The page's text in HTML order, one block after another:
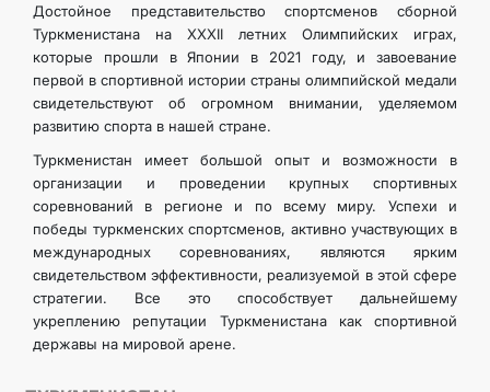
Достойное представительство спортсменов сборной
Туркменистана на XXXII летних Олимпийских играх,
которые прошли в Японии в 2021 году, и завоевание
первой в спортивной истории страны олимпийской медали
свидетельствуют об огромном внимании, уделяемом
развитию спорта в нашей стране.
Туркменистан имеет большой опыт и возможности в
организации и проведении крупных спортивных
соревнований в регионе и по всему миру. Успехи и
победы туркменских спортсменов, активно участвующих в
международных соревнованиях, являются ярким
свидетельством эффективности, реализуемой в этой сфере
стратегии. Все это способствует дальнейшему
укреплению репутации Туркменистана как спортивной
державы на мировой арене.